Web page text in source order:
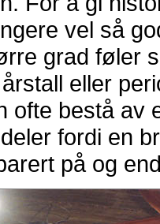
vel så
grad føler
eller
ofte bestå av
fordi en
på og